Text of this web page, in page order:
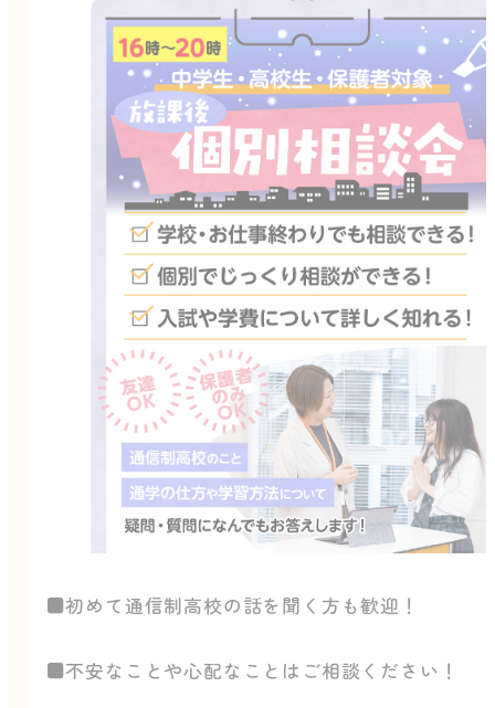
■初めて通信制高校の話を聞く方も歓迎！
■不安なことや心配なことはご相談ください！